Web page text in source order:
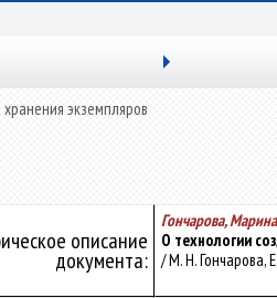
экземпляров
описание
документа:
Гончарова,
О технологии
/ М. Н. Гончарова,